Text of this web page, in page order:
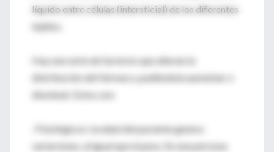
líquido entre células (intersticial) de los diferentes
tejidos.
Hay una serie de factores que alteran la
distribución del fármaco, pudiéndola aumentar o
disminuir. Estos son:
-Fisiológicos: la edad del paciente genera
variaciones, al igual que el peso. En una persona